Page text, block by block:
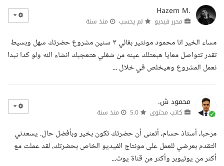
Hazem M.
محرر فيديو لم يحسب منذ سنة
مساء الخير انا محمود مونتير بقالي ٣ سنين مشروع حضرتك سهل وبسيط
تقدر تتواصل معايا هبعتلك عينه من شغلي هتعجبك انشاء الله ولو كدا نبدا
نعمل المشروع وهيخلص في خلال ...
محمود ش.
كاتب محتوى منذ سنة
مرحبا، أستاذ حسام، أتمنى أن حضرتك تكون بخير وبأفضل حال. يسعدني
التقدم بعرضي للعمل على مونتاج الفيديو الخاص بحضرتك، لقد عملت مع
أكثر من يوتيوبر وأكثر من قناة يوت...